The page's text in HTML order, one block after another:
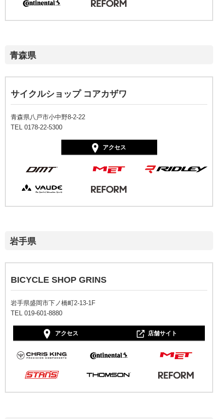
青森県
サイクルショップ コアカザワ
青森県八戸市小中野8-2-22
TEL 0178-22-5300
アクセス
岩手県
BICYCLE SHOP GRINS
岩手県盛岡市下ノ橋町2-13-1F
TEL 019-601-8880
アクセス 店舗サイト